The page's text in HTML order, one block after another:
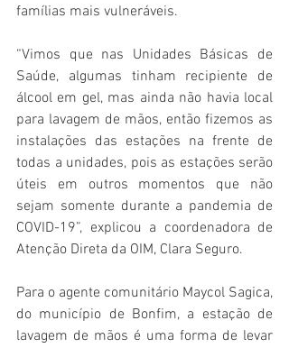
famílias mais vulneráveis.
“Vimos que nas Unidades Básicas de
Saúde, algumas tinham recipiente de
álcool em gel, mas ainda não havia local
para lavagem de mãos, então fizemos as
instalações das estações na frente de
todas a unidades, pois as estações serão
úteis em outros momentos que não
sejam somente durante a pandemia de
COVID-19”, explicou a coordenadora de
Atenção Direta da OIM, Clara Seguro.
Para o agente comunitário Maycol Sagica,
do município de Bonfim, a estação de
lavagem de mãos é uma forma de levar